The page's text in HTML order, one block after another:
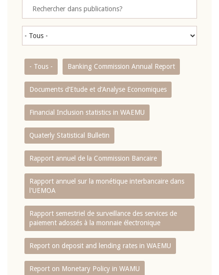
- Tous - Banking Commission Annual Report
Documents d’Etude et d’Analyse Economiques
Financial Inclusion statistics in WAEMU
Quaterly Statistical Bulletin
Rapport annuel de la Commission Bancaire
Rapport annuel sur la monétique interbancaire dans
l'UEMOA
Rapport semestriel de surveillance des services de
paiement adossés à la monnaie électronique
Report on deposit and lending rates in WAEMU
Report on Monetary Policy in WAMU